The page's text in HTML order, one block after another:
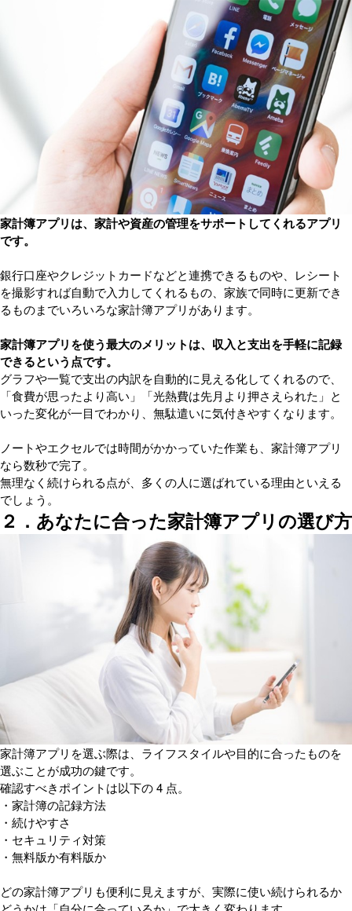
家計簿アプリは、家計や資産の管理をサポートしてくれるアプリ
です。
銀行口座やクレジットカードなどと連携できるものや、レシート
を撮影すれば自動で入力してくれるもの、家族で同時に更新でき
るものまでいろいろな家計簿アプリがあります。
家計簿アプリを使う最大のメリットは、収入と支出を手軽に記録
できるという点です。
グラフや一覧で支出の内訳を自動的に見える化してくれるので、
「食費が思ったより高い」「光熱費は先月より押さえられた」と
いった変化が一目でわかり、無駄遣いに気付きやすくなります。
ノートやエクセルでは時間がかかっていた作業も、家計簿アプリ
なら数秒で完了。
無理なく続けられる点が、多くの人に選ばれている理由といえる
でしょう。
２．あなたに合った家計簿アプリの選び方
家計簿アプリを選ぶ際は、ライフスタイルや目的に合ったものを
選ぶことが成功の鍵です。
確認すべきポイントは以下の 4 点。
・家計簿の記録方法
・続けやすさ
・セキュリティ対策
・無料版か有料版か
どの家計簿アプリも便利に見えますが、実際に使い続けられるか